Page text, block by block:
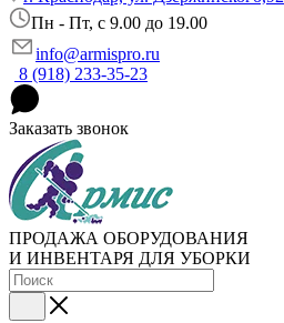
Пн - Пт, c 9.00 до 19.00
info@armispro.ru
8 (918) 233-35-23
Заказать звонок
ПРОДАЖА ОБОРУДОВАНИЯ
И ИНВЕНТАРЯ ДЛЯ УБОРКИ